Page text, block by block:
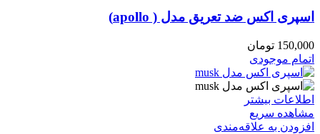
اسپری اکس ضد تعریق مدل ( apollo)
150,000 تومان
اتمام موجودی
اطلاعات بیشتر
مشاهده سریع
افزودن به علاقه‌مندی